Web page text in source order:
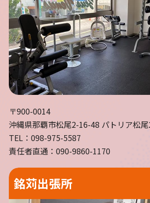
〒900-0014
沖縄県那覇市松尾2-16-48 パトリア松尾
TEL：098-975-5587
責任者直通：090-9860-1170
銘苅出張所